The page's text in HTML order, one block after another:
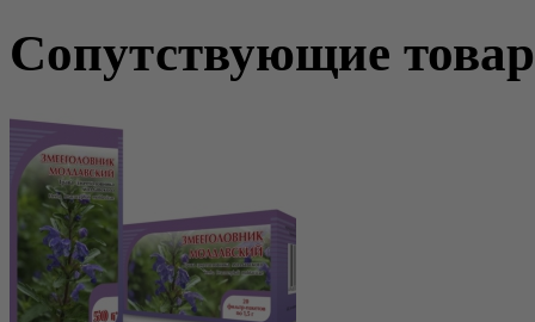
Сопутствующие